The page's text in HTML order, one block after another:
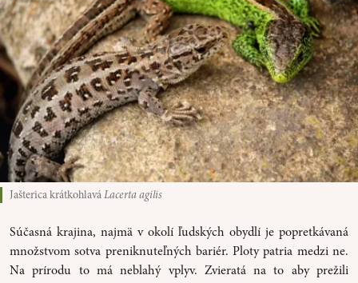
Jašterica krátkohlaváLacerta agilis
Súčasná krajina, najmä v okolí ľudských obydlí je popretkávaná
množstvom sotva preniknuteľných bariér. Ploty patria medzi ne.
Na prírodu to má neblahý vplyv. Zvieratá na to aby prežili